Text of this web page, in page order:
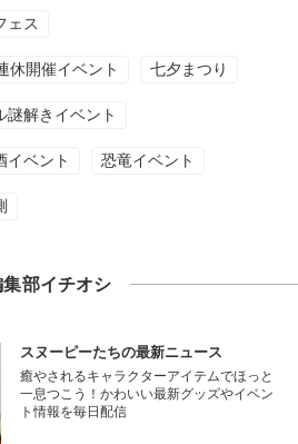
ェス
休開催イベント 七夕まつり
謎解きイベント
イベント 恐竜イベント
集部イチオシ
スヌーピーたちの最新ニュース
癒やされるキャラクターアイテムでほっと
一息つこう！かわいい最新グッズやイベン
ト情報を毎日配信